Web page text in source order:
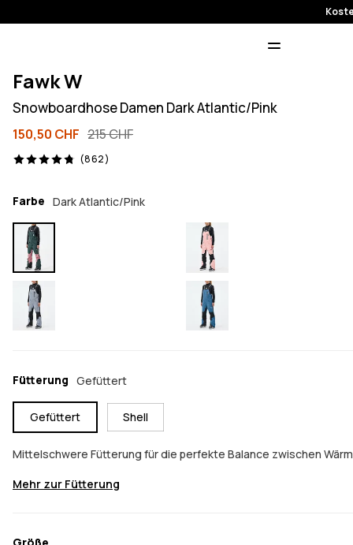
Fawk W
Snowboardhose Damen Dark Atlantic/Pink
150,50 CHF 215 CHF
(862)
862 Reviews, 4.8/5
Farbe Dark Atlantic/Pink
Fütterung Gefüttert
Gefüttert Shell
Mittelschwere Fütterung für die perfekte Balance zwischen
Mehr zur Fütterung